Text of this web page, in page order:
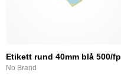
Etikett rund 40mm blå 500/fp
No Brand